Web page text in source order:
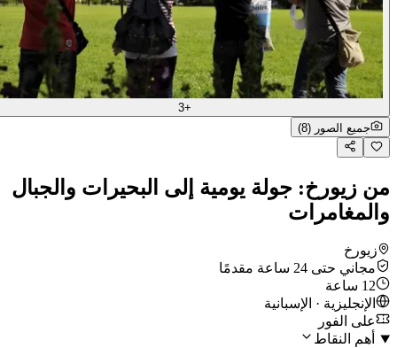
+3
جميع الصور (8)
من زيورخ: جولة يومية إلى البحيرات والجبال
والمغامرات
زيورخ
مجاني حتى 24 ساعة مقدمًا
12 ساعة
الإنجليزية · الإسبانية
على الفور
أهم النقاط